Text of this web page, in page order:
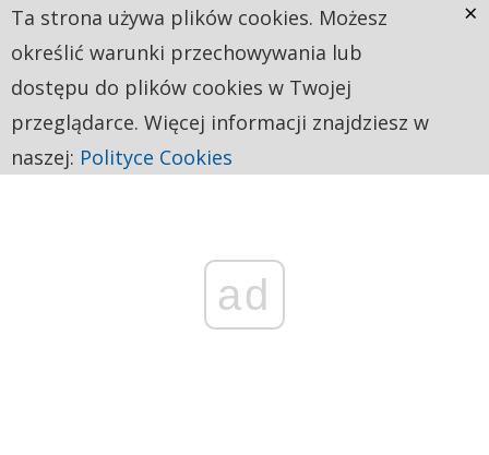
ad
Ta strona używa plików cookies. Możesz
określić warunki przechowywania lub
dostępu do plików cookies w Twojej
przeglądarce. Więcej informacji znajdziesz w
naszej: Polityce Cookies
×